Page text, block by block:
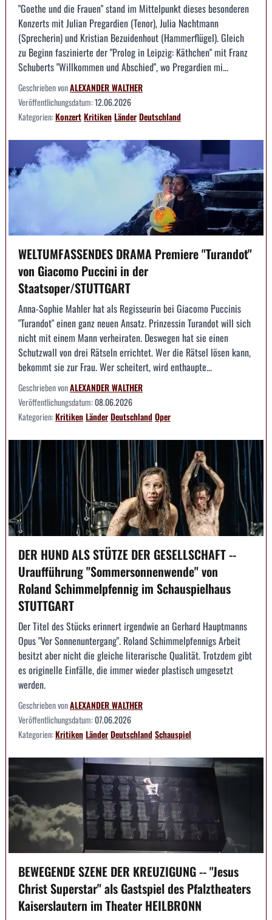
"Goethe und die Frauen" stand im Mittelpunkt dieses besonderen
Konzerts mit Julian Pregardien (Tenor), Julia Nachtmann
(Sprecherin) und Kristian Bezuidenhout (Hammerflügel). Gleich
zu Beginn faszinierte der "Prolog in Leipzig: Käthchen" mit Franz
Schuberts "Willkommen und Abschied", wo Pregardien mi...
Geschrieben vonALEXANDER WALTHER
Veröffentlichungsdatum:12.06.2026
Kategorien:KonzertKritikenLänderDeutschland
WELTUMFASSENDES DRAMA Premiere "Turandot"
von Giacomo Puccini in der
Staatsoper/STUTTGART
Anna-Sophie Mahler hat als Regisseurin bei Giacomo Puccinis
"Turandot" einen ganz neuen Ansatz. Prinzessin Turandot will sich
nicht mit einem Mann verheiraten. Deswegen hat sie einen
Schutzwall von drei Rätseln errichtet. Wer die Rätsel lösen kann,
bekommt sie zur Frau. Wer scheitert, wird enthaupte...
Geschrieben vonALEXANDER WALTHER
Veröffentlichungsdatum:08.06.2026
Kategorien:KritikenLänderDeutschlandOper
DER HUND ALS STÜTZE DER GESELLSCHAFT --
Uraufführung "Sommersonnenwende" von
Roland Schimmelpfennig im Schauspielhaus
STUTTGART
Der Titel des Stücks erinnert irgendwie an Gerhard Hauptmanns
Opus "Vor Sonnenuntergang". Roland Schimmelpfennigs Arbeit
besitzt aber nicht die gleiche literarische Qualität. Trotzdem gibt
es originelle Einfälle, die immer wieder plastisch umgesetzt
werden.
Geschrieben vonALEXANDER WALTHER
Veröffentlichungsdatum:07.06.2026
Kategorien:KritikenLänderDeutschlandSchauspiel
BEWEGENDE SZENE DER KREUZIGUNG -- "Jesus
Christ Superstar" als Gastspiel des Pfalztheaters
Kaiserslautern im Theater HEILBRONN